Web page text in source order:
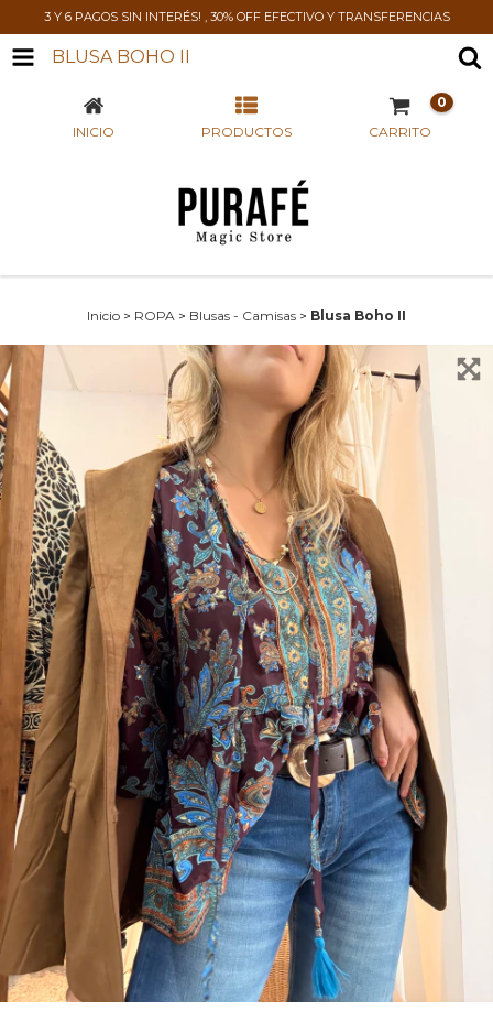
3 Y 6 PAGOS SIN INTERÉS! , 30% OFF EFECTIVO Y TRANSFERENCIAS
BLUSA BOHO II
INICIO PRODUCTOS CARRITO
0
Inicio > ROPA > Blusas - Camisas > Blusa Boho II